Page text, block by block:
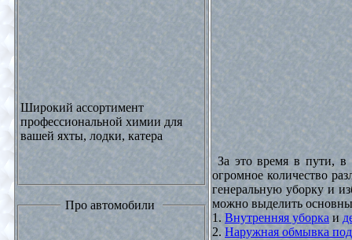
Широкий ассортимент
профессиональной химии для
вашей яхты, лодки, катера
Про автомобили
За это время в пути, в
огромное количество
генеральную уборку и
можно выделить
1. Внутренняя уборка и
2. Наружная обмывка